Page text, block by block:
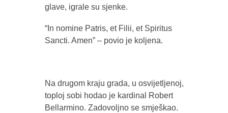
glave, igrale su sjenke.
“In nomine Patris, et Filii, et Spiritus
Sancti. Amen” – povio je koljena.
Na drugom kraju grada, u osvijetljenoj,
toploj sobi hodao je kardinal Robert
Bellarmino. Zadovoljno se smješkao.